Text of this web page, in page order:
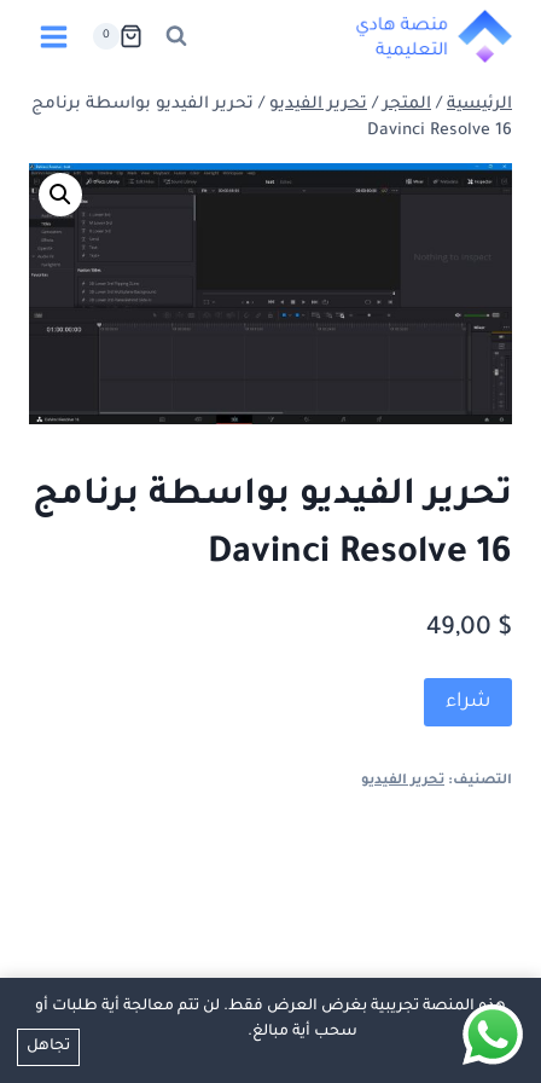
هذه المنصة تجريبية بغرض العرض فقط. لن تتم معالجة أية طلبات أو
سحب أية مبالغ.
تجاهل
التجاوز
0
الرئيسية / المتجر / تحرير الفيديو / تحرير الفيديو بواسطة برنامج
Davinci Resolve 16
تحرير الفيديو بواسطة برنامج
Davinci Resolve 16
49,00 $
كمية
تحرير
بواسطة
شراء
التصنيف: تحرير الفيديو
© 2026 منصة هادي التعليمية | تطوير واستضافة كريستا هوست